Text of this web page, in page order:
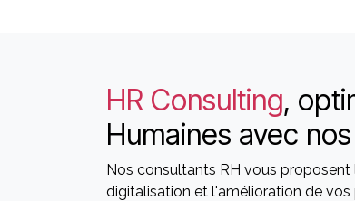
HR Consulting,
Humaines avec
Nos consultants RH vous
digitalisation et l'amélioration de vos